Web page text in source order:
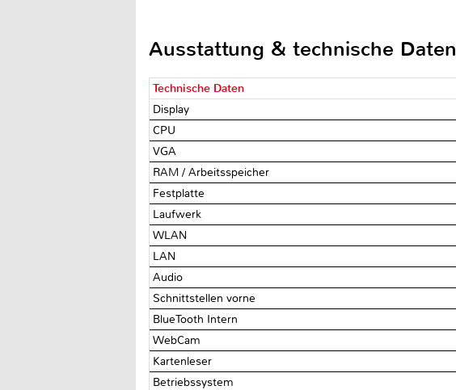
Ausstattung & technische Daten
Technische Daten
Display
CPU
VGA
RAM / Arbeitsspeicher
Festplatte
Laufwerk
WLAN
LAN
Audio
Schnittstellen vorne
BlueTooth Intern
WebCam
Kartenleser
Betriebssystem